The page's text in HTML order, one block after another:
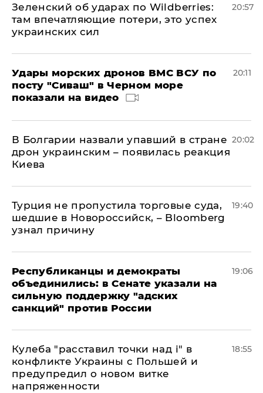
Зеленский об ударах по Wildberries:
там впечатляющие потери, это успех
украинских сил
20:57
Удары морских дронов ВМС ВСУ по
посту "Сиваш" в Черном море
показали на видео
20:11
В Болгарии назвали упавший в стране
дрон украинским – появилась реакция
Киева
20:02
Турция не пропустила торговые суда,
шедшие в Новороссийск, – Bloomberg
узнал причину
19:40
Республиканцы и демократы
объединились: в Сенате указали на
сильную поддержку "адских
санкций" против России
19:06
Кулеба "расставил точки над і" в
конфликте Украины с Польшей и
предупредил о новом витке
напряженности
18:55